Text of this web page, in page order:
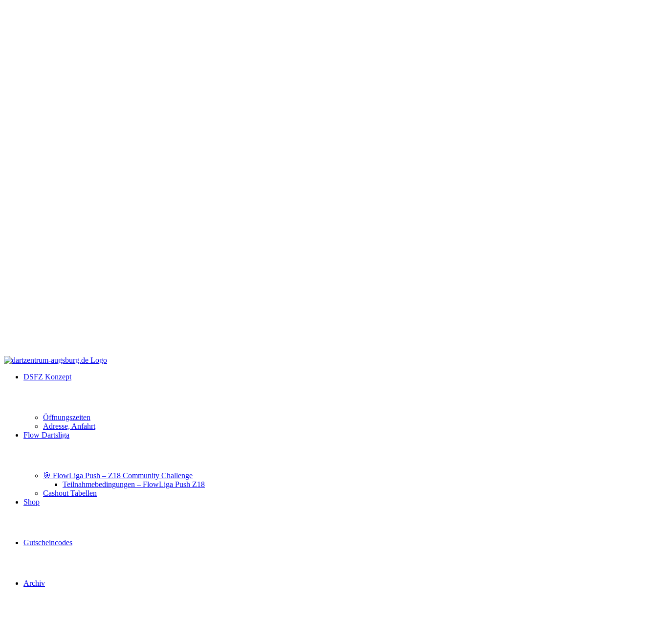
DSFZ Konzept
Öffnungszeiten
Adresse, Anfahrt
Flow Dartsliga
🎯 FlowLiga Push – Z18 Community Challenge
Teilnahmebedingungen – FlowLiga Push Z18
Cashout Tabellen
Shop
Gutscheincodes
Archiv